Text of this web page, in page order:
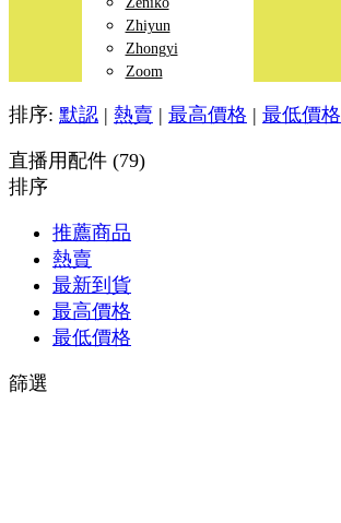
Zhiyun
Zhongyi
Zoom
排序: 默認 | 熱賣 | 最高價格 | 最低價格
直播用配件 (79)
排序
推薦商品
熱賣
最新到貨
最高價格
最低價格
篩選